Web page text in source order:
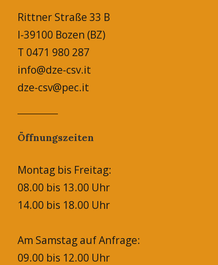
Rittner Straße 33 B
I-39100 Bozen (BZ)
T 0471 980 287
info@dze-csv.it
dze-csv@pec.it
Öffnungszeiten
Montag bis Freitag:
08.00 bis 13.00 Uhr
14.00 bis 18.00 Uhr
Am Samstag auf Anfrage:
09.00 bis 12.00 Uhr